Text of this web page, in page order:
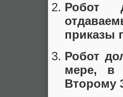
Робот
приказы
Робот
мере, в
Второму